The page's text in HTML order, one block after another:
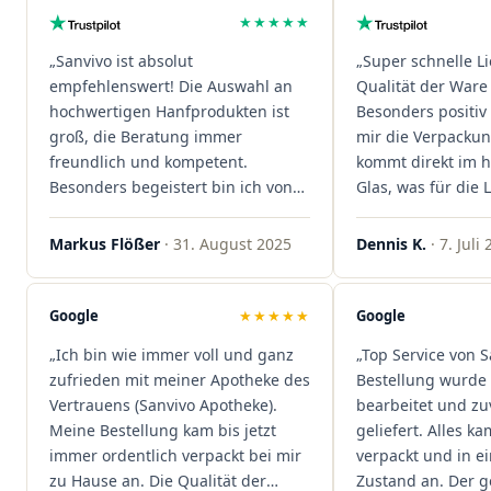
★★★★★
„Sanvivo ist absolut
empfehlenswert! Die Auswahl an
hochwertigen Hanfprodukten ist
groß, die Beratung immer
freundlich und kompetent.
Besonders begeistert bin ich von
der schnellen Rezeptannahme –
alles läuft unkompliziert und
sind extrem zügig, was mir jedes
Mal viel Zeit spart. Man merkt,
Kundenzufriedenheit an erster
Stelle stehen. Vielen Dank an das
Team von Sanvivo – ich bin
rundum begeistert!"
Markus Flößer · 31. August 2025
„Super schnelle
Qualität der
Besonders
mir die
kommt direkt im
Glas, was für die
ist. Ich bestelle
wieder!"
Dennis K. · 7. Juli
Google ★★★★★
„Ich bin wie immer voll und ganz
zufrieden mit meiner Apotheke des
Vertrauens (Sanvivo Apotheke).
Meine Bestellung kam bis jetzt
immer ordentlich verpackt bei mir
zu Hause an. Die Qualität der
Google
„Top Service von
Bestellung wurde
bearbeitet und
geliefert. Alles
verpackt und in
Zustand an. Der